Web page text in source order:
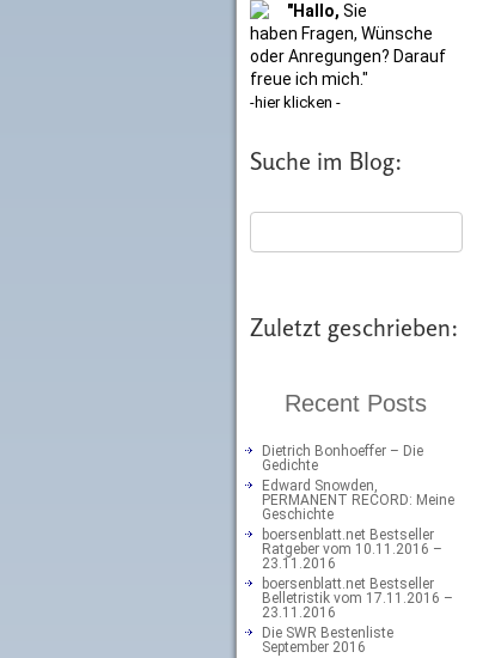
"Hallo, Sie
haben Fragen, Wünsche
oder Anregungen? Darauf
freue ich mich."
-hier klicken -
Suche im Blog:
Zuletzt geschrieben:
Recent Posts
Dietrich Bonhoeffer – Die
Gedichte
Edward Snowden,
PERMANENT RECORD: Meine
Geschichte
boersenblatt.net Bestseller
Ratgeber vom 10.11.2016 –
23.11.2016
boersenblatt.net Bestseller
Belletristik vom 17.11.2016 –
23.11.2016
Die SWR Bestenliste
September 2016